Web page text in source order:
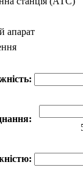
апарат